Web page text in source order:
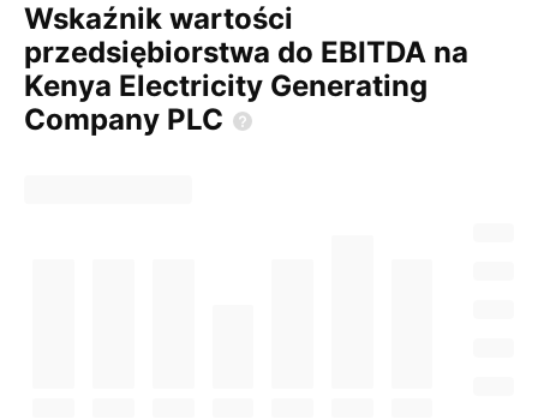
Wskaźnik wartości
przedsiębiorstwa do EBITDA na
Kenya Electricity Generating
Company PLC